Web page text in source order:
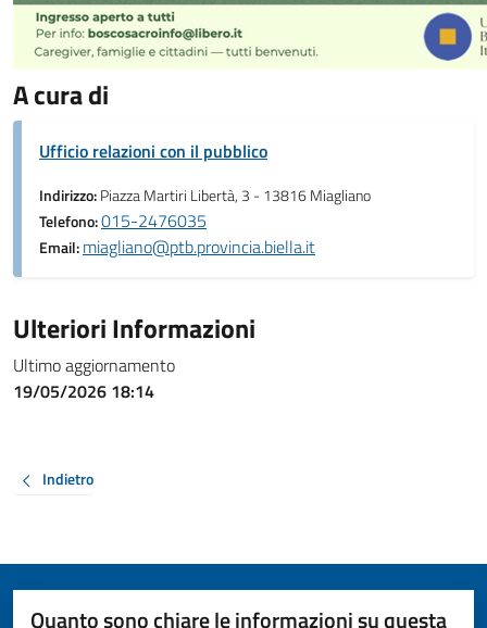
A cura di
Ufficio relazioni con il pubblico
Indirizzo:Piazza Martiri Libertà, 3 - 13816 Miagliano
Telefono:015-2476035
Email:miagliano@ptb.provincia.biella.it
Ulteriori Informazioni
Ultimo aggiornamento
19/05/2026 18:14
Indietro
Quanto sono chiare le informazioni su questa